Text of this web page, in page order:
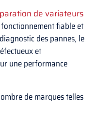
de variateurs
fiable et
des pannes, le
et
une performance
de marques telles